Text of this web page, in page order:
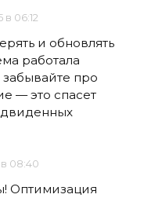
в 06:12
и обновлять
работала
про
— это спасет
в 08:40
Оптимизация